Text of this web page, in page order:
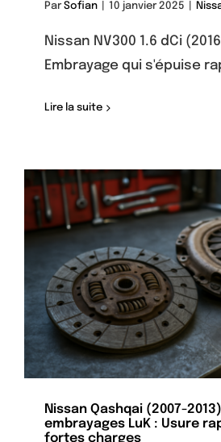
ParSofian 10 janvier 2025
Nissan NV300 1.6 dCi
Embrayage qui s'épuise
Lire la suite
Nissan Qashqai (2007-
embrayages LuK : Usure
fortes charges